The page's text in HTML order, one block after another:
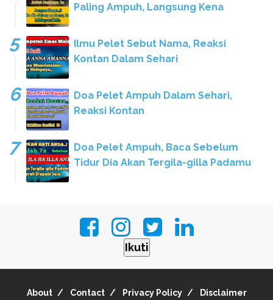
Paling Ampuh, Langsung Kena
Ilmu Pelet Sebut Nama, Reaksi
Kontan Dalam Sehari
Doa Pelet Ampuh Dalam Sehari,
Reaksi Kontan
Doa Pelet Ampuh, Baca Sebelum
Tidur Dia Akan Tergila-gilla Padamu
Ikuti
About Contact Privacy Policy Disclaimer